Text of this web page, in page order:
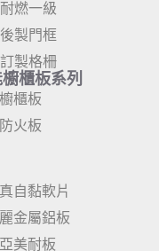
燃一級
製門框
製格柵
櫃板系列
櫃板
火板
自黏軟片
金屬鋁板
美耐板